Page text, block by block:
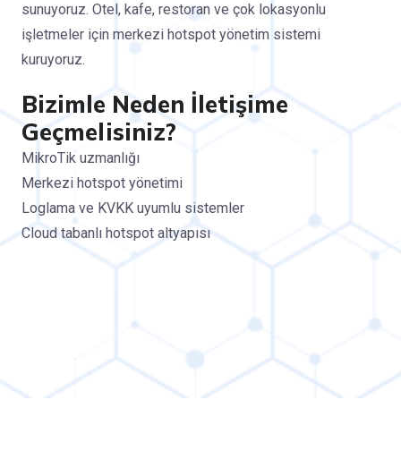
sunuyoruz. Otel, kafe, restoran ve çok lokasyonlu
işletmeler için merkezi hotspot yönetim sistemi
kuruyoruz.
Bizimle Neden İletişime
Geçmelisiniz?
MikroTik uzmanlığı
Merkezi hotspot yönetimi
Loglama ve KVKK uyumlu sistemler
Cloud tabanlı hotspot altyapısı